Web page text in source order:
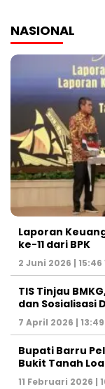
NASIONAL
Laporan
ke-11 dari BPK
2 Juni 2026 | 15:46
TIS Tinjau
dan Sosialisasi
7 April 2026 |
Bupati Barru
Bukit Tanah
11 Februari 2026 |